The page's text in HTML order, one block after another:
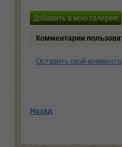
Комментарии
Оставить свой
Назад